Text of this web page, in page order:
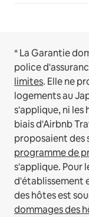
* La Garantie
police
limites. Elle ne
logements au
s'applique, ni les
biais d'Airbnb
proposaient des
programme de
s'applique. Pour
d'établissement
des hôtes est
dommages des